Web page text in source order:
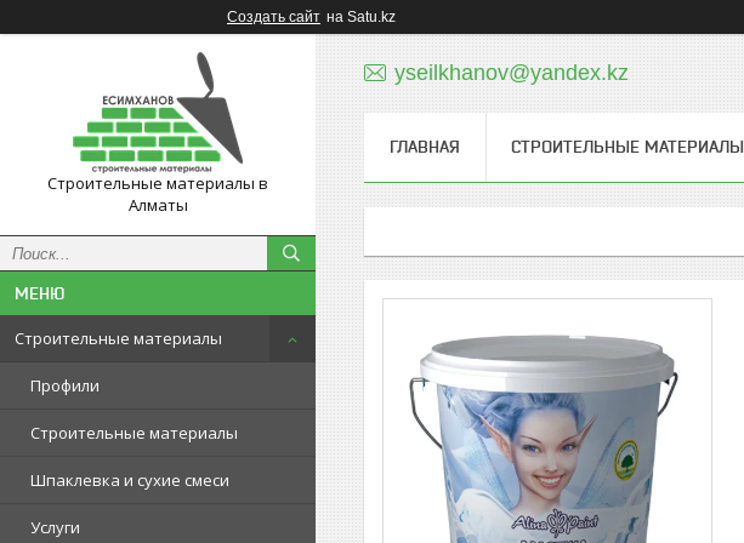
Создать сайт на Satu.kz
Строительные материалы в
Алматы
Строительные материалы
Профили
Строительные материалы
Шпаклевка и сухие смеси
Услуги
yseilkhanov@yandex.kz
ГЛАВНАЯ СТРОИТЕЛЬНЫЕ МАТЕРИАЛЫ